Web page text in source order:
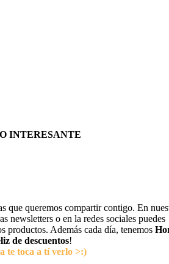
INTERESANTE
que queremos compartir contigo. En
newsletters o en la redes sociales puedes
productos. Además cada día, tenemos
de descuentos!
te toca a tí verlo >:)